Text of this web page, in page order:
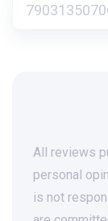
All reviews
personal
is not